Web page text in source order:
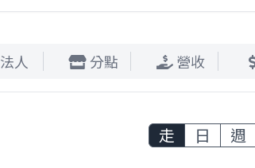
法人 分點 營收
走 日 週